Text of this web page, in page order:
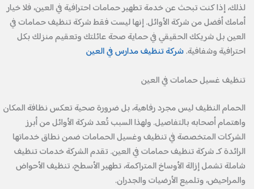
لذلك، إذا كنت تبحث عن خدمة تطهير حمامات احترافية في العين، فلا خيار
أمامك أفضل من شركة الأوائل. إنها ليست فقط شركة تنظيف حمامات في
العين بل شريكك الحقيقي في حماية صحة عائلتك وتعقيم منزلك بكل
احترافية وشفافية.شركة تنظيف مدارس في العين
تنظيف غسيل حمامات في العين
الحمام النظيف ليس مجرد رفاهية، بل ضرورة صحية تعكس نظافة المكان
واهتمام أصحابه بالتفاصيل. ولهذا السبب تُعد شركة الأوائل من أبرز
الشركات المتخصصة في تنظيف وغسيل الحمامات ضمن نطاق خدماتها
الرائدة كـ شركة تنظيف حمامات في العين. تقدم الشركة خدمات تنظيف
شاملة تشمل إزالة الأوساخ المتراكمة، تطهير الأسطح، تنظيف الأحواض
والمراحيض، وتلميع الأرضيات والجدران.